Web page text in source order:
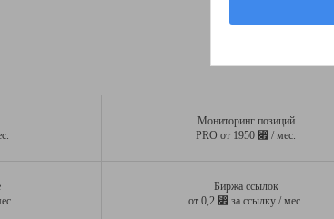
Мониторинг позиций
PRO от 1950 ⃏ / мес.
Биржа ссылок
от 0,2 ⃏ за ссылку / мес.